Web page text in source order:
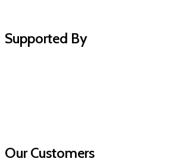
Supported By
Our Customers